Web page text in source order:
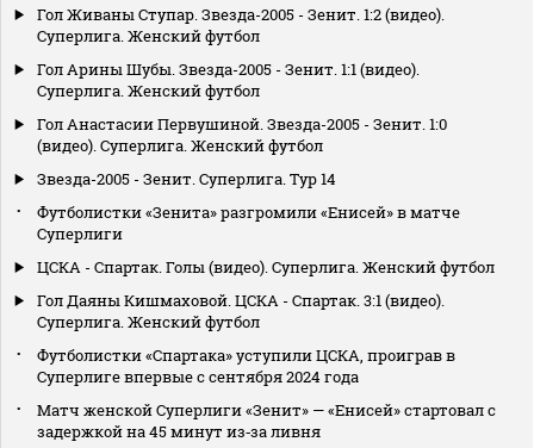
Гол Живаны Ступар. Звезда-2005 - Зенит. 1:2 (видео).
Суперлига. Женский футбол
Гол Арины Шубы. Звезда-2005 - Зенит. 1:1 (видео).
Суперлига. Женский футбол
Гол Анастасии Первушиной. Звезда-2005 - Зенит. 1:0
(видео). Суперлига. Женский футбол
Звезда-2005 - Зенит. Суперлига. Тур 14
Футболистки «Зенита» разгромили «Енисей» в матче
Суперлиги
ЦСКА - Спартак. Голы (видео). Суперлига. Женский футбол
Гол Даяны Кишмаховой. ЦСКА - Спартак. 3:1 (видео).
Суперлига. Женский футбол
Футболистки «Спартака» уступили ЦСКА, проиграв в
Суперлиге впервые с сентября 2024 года
Матч женской Суперлиги «Зенит» — «Енисей» стартовал с
задержкой на 45 минут из‑за ливня